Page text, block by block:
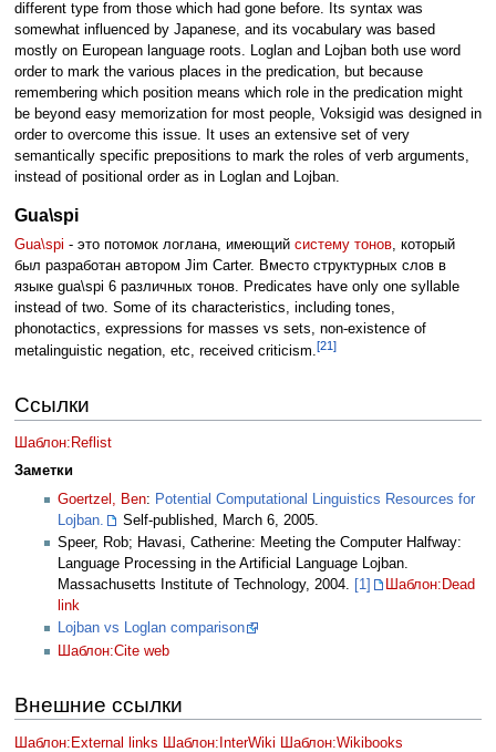
different type from those which had gone before. Its syntax was
somewhat influenced by Japanese, and its vocabulary was based
mostly on European language roots. Loglan and Lojban both use word
order to mark the various places in the predication, but because
remembering which position means which role in the predication might
be beyond easy memorization for most people, Voksigid was designed in
order to overcome this issue. It uses an extensive set of very
semantically specific prepositions to mark the roles of verb arguments,
instead of positional order as in Loglan and Lojban.
Gua\spi
Gua\spi - это потомок логлана, имеющий систему тонов, который
был разработан автором Jim Carter. Вместо структурных слов в
языке gua\spi 6 различных тонов. Predicates have only one syllable
instead of two. Some of its characteristics, including tones,
phonotactics, expressions for masses vs sets, non-existence of
metalinguistic negation, etc, received criticism.[21]
Ссылки
Шаблон:Reflist
Заметки
Goertzel, Ben: Potential Computational Linguistics Resources for
Lojban.
Self-published, March 6, 2005.
Speer, Rob; Havasi, Catherine: Meeting the Computer Halfway:
Language Processing in the Artificial Language Lojban.
Massachusetts Institute of Technology, 2004.
[1]
Шаблон:Dead
link
Lojban vs Loglan comparison
Шаблон:Cite web
Внешние ссылки
Шаблон:External links Шаблон:InterWiki
Шаблон:Wikibooks